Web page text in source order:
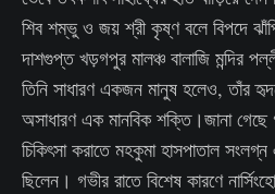
শিব শম্ভু ও জয় শ্রী কৃষ্ণ বলে বিপদে
দাশগুপ্ত খড়গপুর মালঞ্চ বালাজি মন্দির
তিনি সাধারণ একজন মানুষ হলেও, তাঁর
অসাধারণ এক মানবিক শক্তি।জানা
চিকিৎসা করাতে মহকুমা হাসপাতাল সংলগ্ন
ছিলেন। গভীর রাতে বিশেষ কারণে